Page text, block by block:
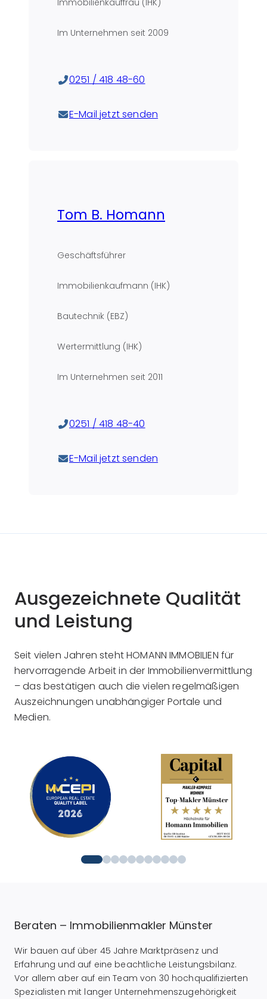
Immobilienkauffrau (IHK)
Im Unternehmen seit 2009
0251 / 418 48-60
E-Mail jetzt senden
Tom B. Homann
Geschäftsführer
Immobilienkaufmann (IHK)
Bautechnik (EBZ)
Wertermittlung (IHK)
Im Unternehmen seit 2011
0251 / 418 48-40
E-Mail jetzt senden
Ausgezeichnete Qualität
und Leistung
Seit vielen Jahren steht HOMANN IMMOBILIEN für
hervorragende Arbeit in der Immobilienvermittlung
– das bestätigen auch die vielen regelmäßigen
Auszeichnungen unabhängiger Portale und
Medien.
Beraten – Immobilienmakler Münster
Wir bauen auf über 45 Jahre Marktpräsenz und
Erfahrung und auf eine beachtliche Leistungsbilanz.
Vor allem aber auf ein Team von 30 hochqualifizierten
Spezialisten mit langer Unternehmenszugehörigkeit